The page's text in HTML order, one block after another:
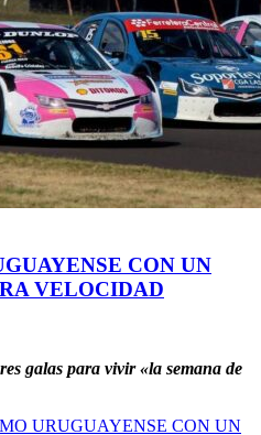
CON UN
VELOCIDAD
galas para vivir «la semana de
URUGUAYENSE CON UN